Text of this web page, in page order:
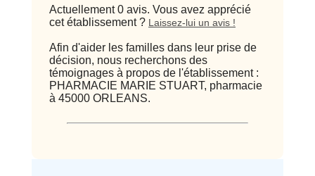
Actuellement 0 avis. Vous avez apprécié
cet établissement ? Laissez-lui un avis !
Afin d'aider les familles dans leur prise de
décision, nous recherchons des
témoignages à propos de l'établissement :
PHARMACIE MARIE STUART, pharmacie
à 45000 ORLEANS.